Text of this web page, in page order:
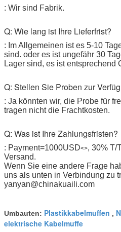
: Wir sind Fabrik.
Q: Wie lang ist Ihre Lieferfrist?
: Im Allgemeinen ist es 5-10
sind. oder es ist ungefähr 30
Lager sind, es ist entsprechend
Q: Stellen Sie Proben zur
: Ja könnten wir, die Probe für
tragen nicht die Frachtkosten.
Q: Was ist Ihre Zahlungsfristen?
: Payment=1000USD<>, 30% T/
Versand.
Wenn Sie eine andere Frage
uns als unten in Verbindung zu
yanyan@chinakuaili.com
Umbauten: Plastikkabelmuffen ,
elektrische Kabelmuffe